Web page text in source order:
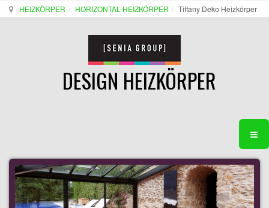
HEIZKÖRPER HORIZONTAL-HEIZKÖRPER Tiffany Deko Heizkörper
DESIGN HEIZKÖRPER